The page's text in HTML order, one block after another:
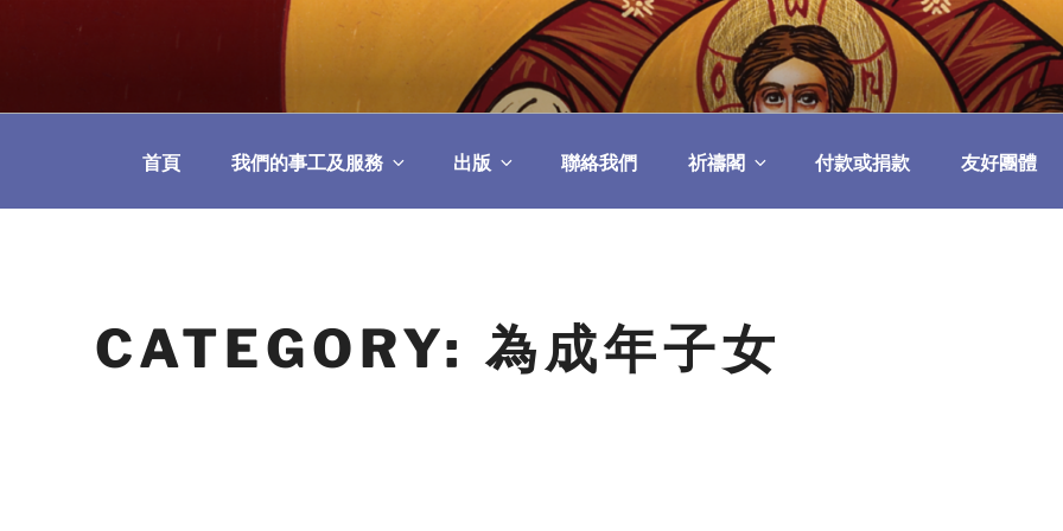
教區婚姻與家庭牧民委員會
首頁 我們的事工及服務 出版 聯絡我們 祈禱閣 付款或捐款 友好團體
CATEGORY: 為成年子女